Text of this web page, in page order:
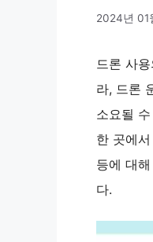
2024년 01
드론 사
라, 드론
소요될
한 곳에
등에 대
다.